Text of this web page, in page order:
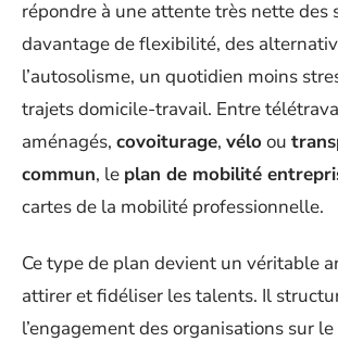
répondre à une attente très nette des
davantage de flexibilité, des
l’autosolisme, un quotidien moins
trajets domicile-travail. Entre
aménagés, covoiturage, vélo ou
commun, le plan de mobilité
cartes de la mobilité professionnelle.
Ce type de plan devient un véritable
attirer et fidéliser les talents. Il
l’engagement des organisations sur